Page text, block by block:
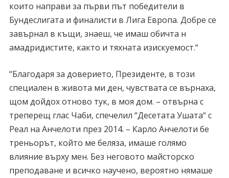
които направи за първи път победители в
Бундеслигата и финалисти в Лига Европа. Добре се
завърнал в къщи, знаеш, че имаш обичта н
амадридистите, както и тяхната изискуемост.“
“Благодаря за доверието, Президенте, в този
специален в живота ми ден, чувствата се върнаха,
щом дойдох отново тук, в моя дом. – отвърна с
треперещ глас Чаби, спечелил “Десетата Ушата“ с
Реал на Анчелоти през 2014. – Карло Анчелоти бе
треньорът, който ме беляза, имаше голямо
влияние върху мен. Без неговото майсторско
преподаване и всичко научено, вероятно нямаше